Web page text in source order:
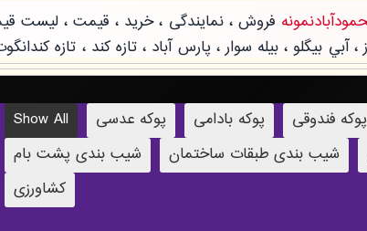
Show All پوکه عدسی پوکه بادامی پوکه فندوقی
شیب بندی پشت بام
شیب بندی طبقات ساختمان
کشاورزی